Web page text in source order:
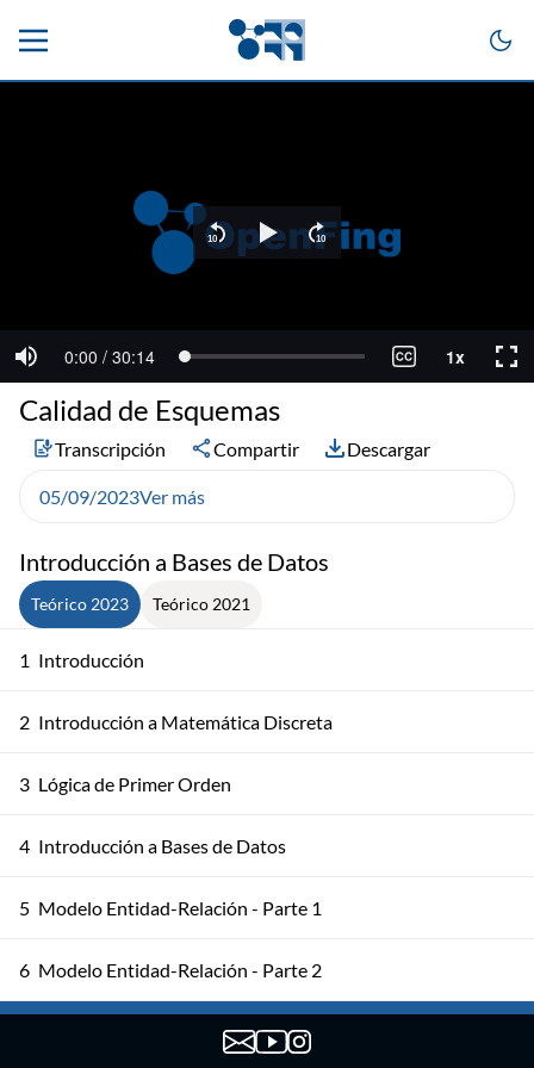
Introducción a Bases de Datos
Teórico 2023 Teórico 2021
1 Introducción
2 Introducción a Matemática Discreta
3 Lógica de Primer Orden
4 Introducción a Bases de Datos
5 Modelo Entidad-Relación - Parte 1
6 Modelo Entidad-Relación - Parte 2
Calidad de Esquemas
Transcripción Compartir Descargar
05/09/2023Ver más